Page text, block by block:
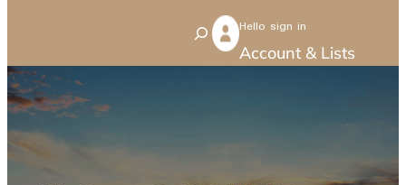
容
S
e
Hello sign in
Account & Lists